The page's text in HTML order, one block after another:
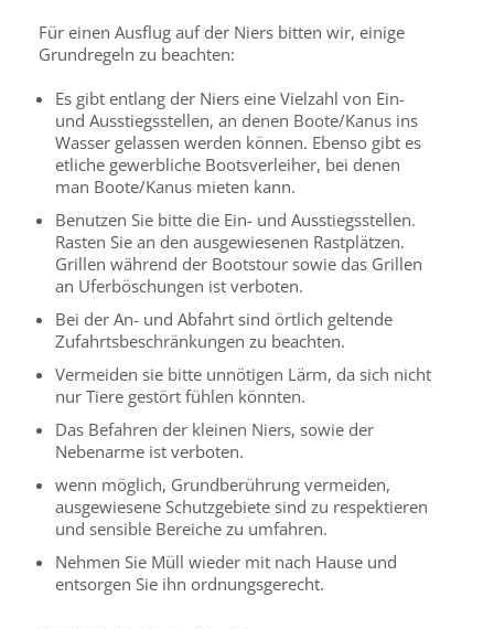
Für einen Ausflug auf der Niers bitten wir, einige
Grundregeln zu beachten:
Es gibt entlang der Niers eine Vielzahl von Ein-
und Ausstiegsstellen, an denen Boote/Kanus ins
Wasser gelassen werden können. Ebenso gibt es
etliche gewerbliche Bootsverleiher, bei denen
man Boote/Kanus mieten kann.
Benutzen Sie bitte die Ein- und Ausstiegsstellen.
Rasten Sie an den ausgewiesenen Rastplätzen.
Grillen während der Bootstour sowie das Grillen
an Uferböschungen ist verboten.
Bei der An- und Abfahrt sind örtlich geltende
Zufahrtsbeschränkungen zu beachten.
Vermeiden sie bitte unnötigen Lärm, da sich nicht
nur Tiere gestört fühlen könnten.
Das Befahren der kleinen Niers, sowie der
Nebenarme ist verboten.
wenn möglich, Grundberührung vermeiden,
ausgewiesene Schutzgebiete sind zu respektieren
und sensible Bereiche zu umfahren.
Nehmen Sie Müll wieder mit nach Hause und
entsorgen Sie ihn ordnungsgerecht.